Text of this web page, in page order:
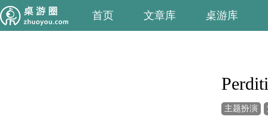
首页 文章库 桌游库
主题扮演